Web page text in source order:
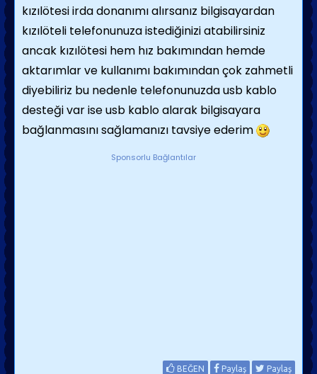
kızılötesi irda donanımı alırsanız bilgisayardan
kızılöteli telefonunuza istediğinizi atabilirsiniz
ancak kızılötesi hem hız bakımından hemde
aktarımlar ve kullanımı bakımından çok zahmetli
diyebiliriz bu nedenle telefonunuzda usb kablo
desteği var ise usb kablo alarak bilgisayara
bağlanmasını sağlamanızı tavsiye ederim
Sponsorlu Bağlantılar
BEĞEN Paylaş Paylaş